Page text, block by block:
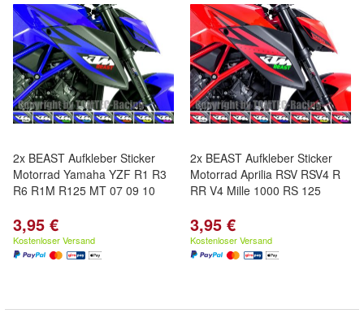
2x BEAST Aufkleber Sticker
Motorrad Yamaha YZF R1 R3
R6 R1M R125 MT 07 09 10
3,95 €
Kostenloser Versand
2x BEAST Aufkleber Sticker
Motorrad Aprilia RSV RSV4 R
RR V4 Mille 1000 RS 125
3,95 €
Kostenloser Versand